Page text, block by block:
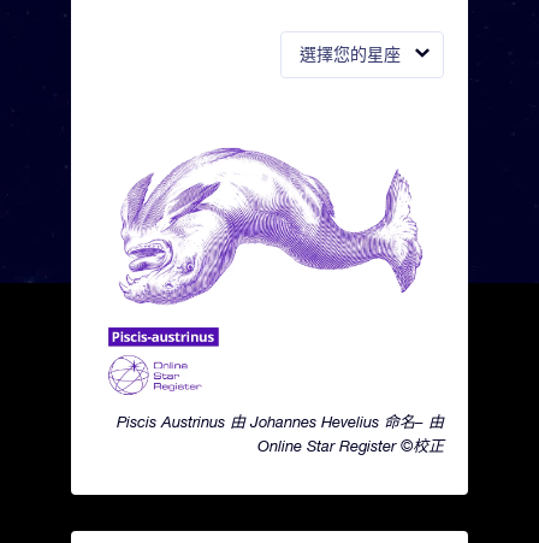
選擇您的星座
Piscis Austrinus 由 Johannes Hevelius 命名– 由
Online Star Register ©校正